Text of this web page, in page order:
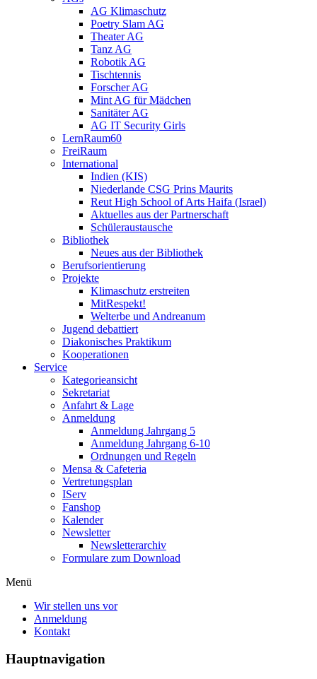
AG Klimaschutz
Poetry Slam AG
Theater AG
Tanz AG
Robotik AG
Tischtennis
Forscher AG
Mint AG für Mädchen
Sanitäter AG
AG IT Security Girls
LernRaum60
FreiRaum
International
Indien (KIS)
Niederlande CSG Prins Maurits
Reut High School of Arts Haifa (Israel)
Aktuelles aus der Partnerschaft
Schüleraustausche
Bibliothek
Neues aus der Bibliothek
Berufsorientierung
Projekte
Klimaschutz erstreiten
MitRespekt!
Welterbe und Andreanum
Jugend debattiert
Diakonisches Praktikum
Kooperationen
Service
Kategorieansicht
Sekretariat
Anfahrt & Lage
Anmeldung
Anmeldung Jahrgang 5
Anmeldung Jahrgang 6-10
Ordnungen und Regeln
Mensa & Cafeteria
Vertretungsplan
IServ
Fanshop
Kalender
Newsletter
Newsletterarchiv
Formulare zum Download
Menü
Wir stellen uns vor
Anmeldung
Kontakt
Hauptnavigation